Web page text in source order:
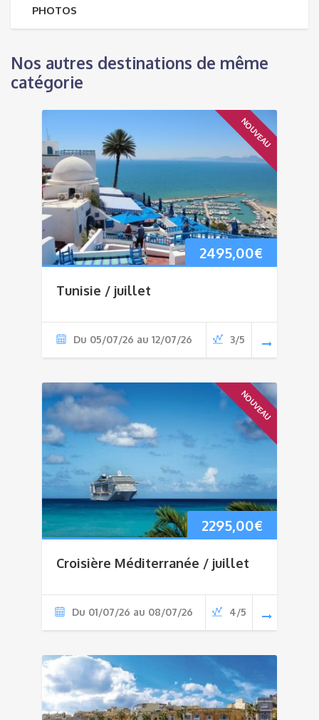
PHOTOS
Nos autres destinations de même
catégorie
NOUVEAU
2495,00€
Tunisie / juillet
Du 05/07/26 au 12/07/26 3/5
NOUVEAU
2295,00€
Croisière Méditerranée / juillet
Du 01/07/26 au 08/07/26 4/5